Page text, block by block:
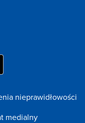
nieprawidłowości
medialny